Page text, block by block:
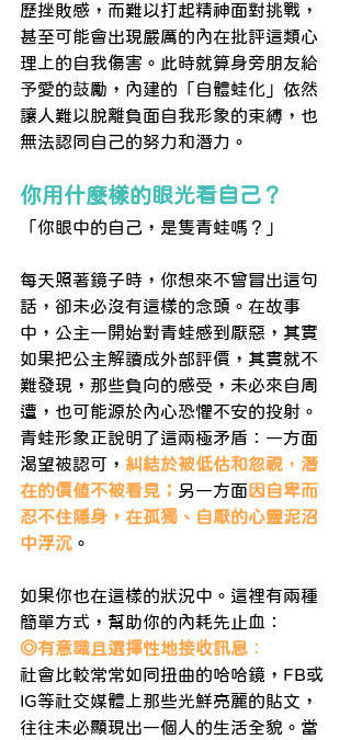
歷挫敗感，而難以打起精神面對挑戰，
甚至可能會出現嚴厲的內在批評這類心
理上的自我傷害。此時就算身旁朋友給
予愛的鼓勵，內建的「自體蛙化」依然
讓人難以脫離負面自我形象的束縛，也
無法認同自己的努力和潛力。
你用什麼樣的眼光看自己？
「你眼中的自己，是隻青蛙嗎？」
每天照著鏡子時，你想來不曾冒出這句
話，卻未必沒有這樣的念頭。在故事
中，公主一開始對青蛙感到厭惡，其實
如果把公主解讀成外部評價，其實就不
難發現，那些負向的感受，未必來自周
遭，也可能源於內心恐懼不安的投射。
青蛙形象正說明了這兩極矛盾：一方面
渴望被認可， 糾結於被低估和忽視 ， 潛
在的價值不被看見； 另一方面因自卑而
忍不住隱身，在孤獨、自厭的心靈泥沼
中浮沉 。
如果你也在這樣的狀況中。這裡有兩種
簡單方式，幫助你的內耗先止血：
◎有意識且選擇性地接收訊息 ：
社會比較常常如同扭曲的哈哈鏡，FB或
IG等社交媒體上那些光鮮亮麗的貼文，
往往未必顯現出一個人的生活全貌。當